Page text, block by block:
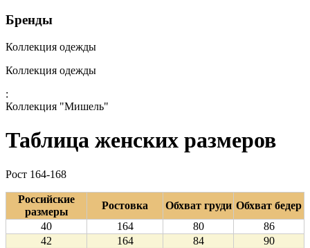
Бренды
Коллекция одежды
Коллекция одежды
:
Коллекция "Мишель"
Таблица женских размеров
Рост 164-168
Российские
размеры
Ростовка Обхват груди Обхват бедер
40
164 80
86
42
164 84
90